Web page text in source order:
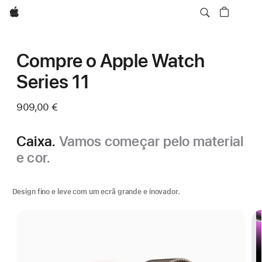
Apple
Compre o Apple Watch
Series 11
909,00 €
Caixa. Vamos começar pelo material
e cor.
Design fino e leve com um ecrã grande e inovador.